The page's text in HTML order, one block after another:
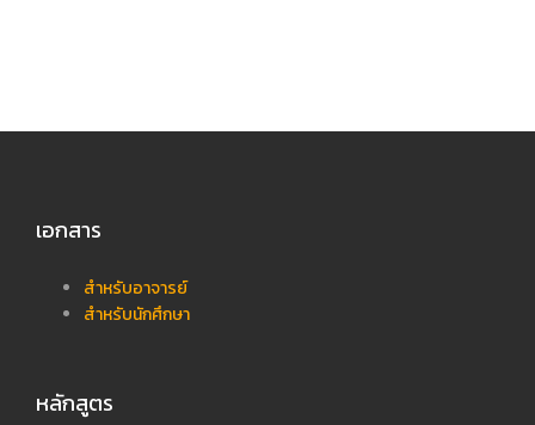
เอกสาร
สำหรับอาจารย์
สำหรับนักศึกษา
หลักสูตร